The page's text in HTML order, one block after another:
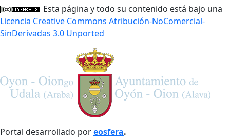
Esta página y todo su contenido está bajo una
Licencia Creative Commons Atribución-NoComercial-
SinDerivadas 3.0 Unported
Portal desarrollado poreosfera.